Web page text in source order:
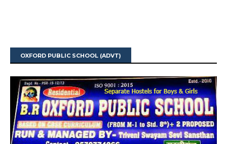
OXFORD PUBLIC SCHOOL (ADVT)